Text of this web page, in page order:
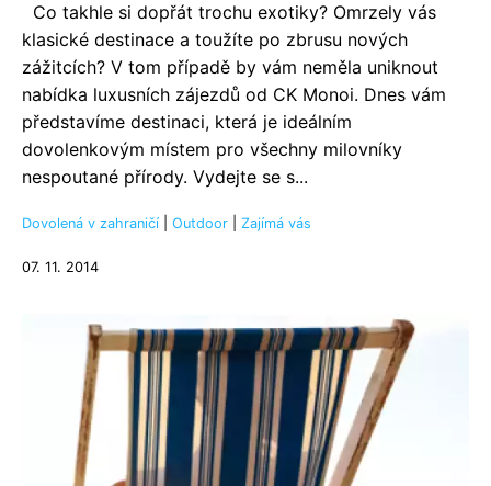
Co takhle si dopřát trochu exotiky? Omrzely vás
klasické destinace a toužíte po zbrusu nových
zážitcích? V tom případě by vám neměla uniknout
nabídka luxusních zájezdů od CK Monoi. Dnes vám
představíme destinaci, která je ideálním
dovolenkovým místem pro všechny milovníky
nespoutané přírody. Vydejte se s...
Dovolená v zahraničí Outdoor Zajímá vás
07. 11. 2014